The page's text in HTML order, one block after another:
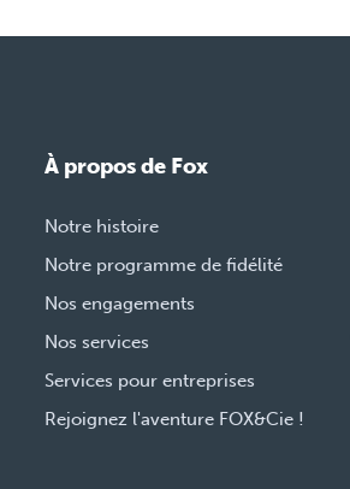
À propos de Fox
Notre histoire
Notre programme de fidélité
Nos engagements
Nos services
Services pour entreprises
Rejoignez l'aventure FOX&Cie !